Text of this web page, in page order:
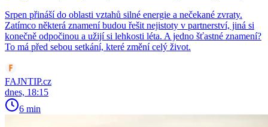
Srpen přináší do oblasti vztahů silné energie a nečekané zvraty.
Zatímco některá znamení budou řešit nejistoty v partnerství, jiná si
konečně odpočinou a užijí si lehkosti léta. A jedno šťastné znamení?
To má před sebou setkání, které změní celý život.
FAJNTIP.cz
dnes, 18:15
6 min